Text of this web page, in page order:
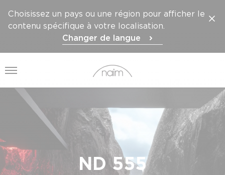
Choisissez un pays ou une région pour afficher le
contenu spécifique à votre localisation.
Changer de langue
Ouvrir le menu
ND 555